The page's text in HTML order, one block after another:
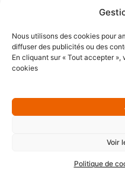
Nous utilisons des cookies pour
diffuser des publicités ou des
En cliquant sur « Tout accepter
cookies
Voir
Politique de
Emmanuel de Prémont,
Président du Groupe
Finaxim.
Lire la suite
« On a besoin de nouveaux modèles